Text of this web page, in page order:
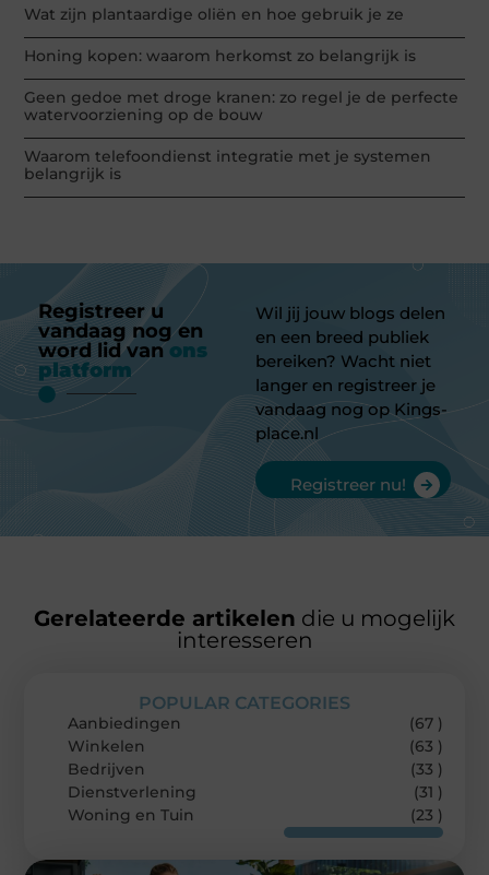
Wat zijn plantaardige oliën en hoe gebruik je ze
Honing kopen: waarom herkomst zo belangrijk is
Geen gedoe met droge kranen: zo regel je de perfecte
watervoorziening op de bouw
Waarom telefoondienst integratie met je systemen
belangrijk is
Registreer u
vandaag nog en
word lid van ons
platform
Wil jij jouw blogs delen
en een breed publiek
bereiken? Wacht niet
langer en registreer je
vandaag nog op Kings-
place.nl
Registreer nu!
Gerelateerde artikelen die u mogelijk
interesseren
POPULAR CATEGORIES
Aanbiedingen
(67 )
Winkelen
(63 )
Bedrijven
(33 )
Dienstverlening
(31 )
Woning en Tuin
(23 )